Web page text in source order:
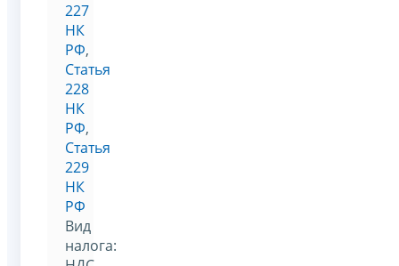
227
НК
РФ,
Статья
228
НК
РФ,
Статья
229
НК
РФ
Вид
налога: